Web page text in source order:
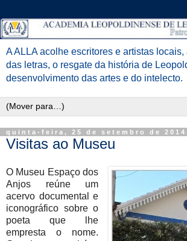
A ALLA acolhe escritores e artistas
das letras, o resgate da história de
desenvolvimento das artes e do intelecto.
quinta-feira, 25 de setembro de 2014
Visitas ao Museu
O Museu Espaço dos
Anjos reúne um
acervo documental e
iconográfico sobre o
poeta que lhe
empresta o nome.